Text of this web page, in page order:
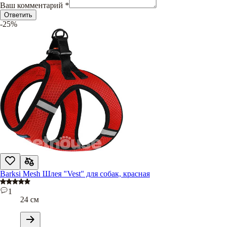
Ваш комментарий *
Ответить
-25%
Barksi Mesh Шлея "Vest" для собак, красная
1
24 см